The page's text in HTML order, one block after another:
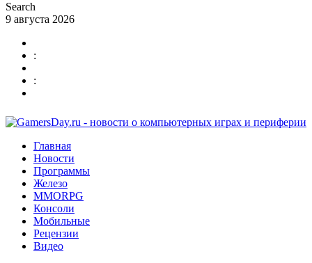
Search
9 августа 2026
:
:
Главная
Новости
Программы
Железо
MMORPG
Консоли
Мобильные
Рецензии
Видео